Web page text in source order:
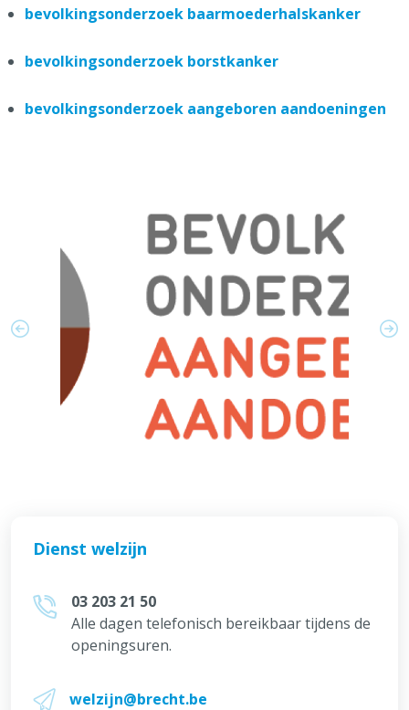
bevolkingsonderzoek baarmoederhalskanker
bevolkingsonderzoek borstkanker
bevolkingsonderzoek aangeboren aandoeningen
Dienst welzijn
03 203 21 50
Alle dagen telefonisch bereikbaar tijdens de
openingsuren.
welzijn@brecht.be